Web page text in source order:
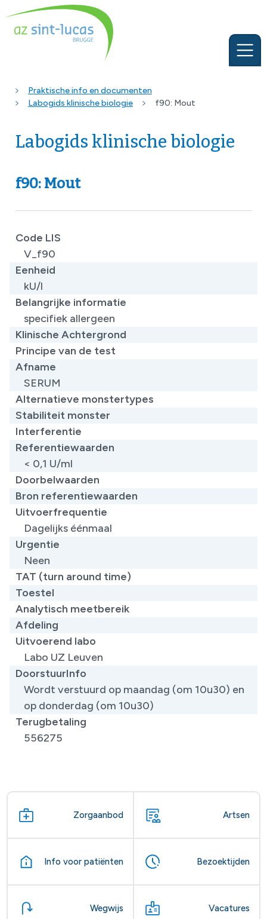
Praktische info en documenten
Labogids klinische biologie
f90: Mout
Labogids klinische biologie
f90: Mout
Code LIS
V_f90
Eenheid
kU/l
Belangrijke informatie
specifiek allergeen
Klinische Achtergrond
Principe van de test
Afname
SERUM
Alternatieve monstertypes
Stabiliteit monster
Interferentie
Referentiewaarden
< 0,1 U/ml
Doorbelwaarden
Bron referentiewaarden
Uitvoerfrequentie
Dagelijks éénmaal
Urgentie
Neen
TAT (turn around time)
Toestel
Analytisch meetbereik
Afdeling
Uitvoerend labo
Labo UZ Leuven
DoorstuurInfo
Wordt verstuurd op maandag (om 10u30) en
op donderdag (om 10u30)
Terugbetaling
556275
Zorgaanbod Artsen
Info voor patiënten Bezoektijden
Wegwijs Vacatures